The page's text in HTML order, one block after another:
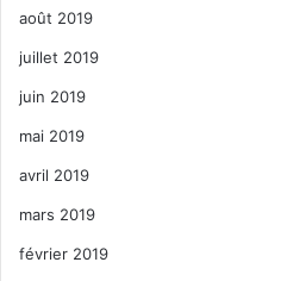
août 2019
juillet 2019
juin 2019
mai 2019
avril 2019
mars 2019
février 2019